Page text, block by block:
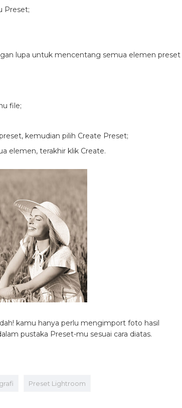
Preset;
lupa untuk mencentang semua elemen preset
file;
kemudian pilih Create Preset;
elemen, terakhir klik Create.
kamu hanya perlu mengimport foto hasil
pustaka Preset-mu sesuai cara diatas.
Preset Lightroom